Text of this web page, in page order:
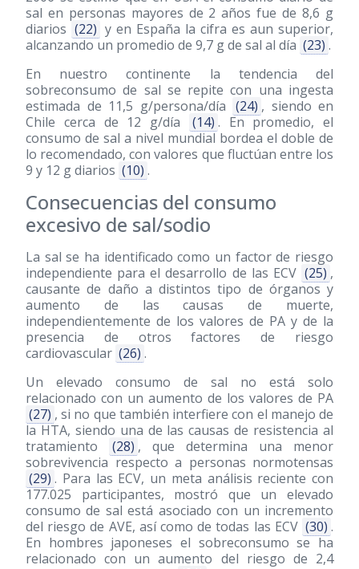
sal en personas mayores de 2 años fue de 8,6 g
diarios (22) y en España la cifra es aun superior,
alcanzando un promedio de 9,7 g de sal al día (23) .
En nuestro continente la tendencia del
sobreconsumo de sal se repite con una ingesta
estimada de 11,5 g/persona/día (24) , siendo en
Chile cerca de 12 g/día
(14) . En promedio, el
consumo de sal a nivel mundial bordea el doble de
lo recomendado, con valores que fluctúan entre los
9 y 12 g diarios (10) .
Consecuencias del consumo
excesivo de sal/sodio
La sal se ha identificado como un factor de riesgo
independiente para el desarrollo de las ECV (25) ,
causante de daño a distintos tipo de órganos y
aumento de las causas de muerte,
independientemente de los valores de PA y de la
presencia de otros factores de riesgo
cardiovascular (26) .
Un elevado consumo de sal no está solo
relacionado con un aumento de los valores de PA
(27) , si no que también interfiere con el manejo de
la HTA, siendo una de las causas de resistencia al
tratamiento
(28) , que determina una menor
sobrevivencia respecto a personas normotensas
(29) . Para las ECV, un meta análisis reciente con
177.025 participantes, mostró que un elevado
consumo de sal está asociado con un incremento
del riesgo de AVE, así como de todas las ECV (30) .
En hombres japoneses el sobreconsumo se ha
relacionado con un aumento del riesgo de 2,4